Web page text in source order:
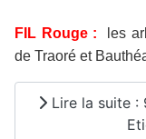
FIL Rouge :
les
de Traoré et
Lire la suite :